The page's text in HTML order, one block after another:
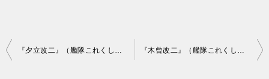
投